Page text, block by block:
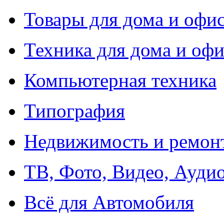
Товары для дома и
Техника для дома и
Компьютерная техника
Типография
Недвижимость и
ТВ, Фото, Видео,
Всё для Автомобиля